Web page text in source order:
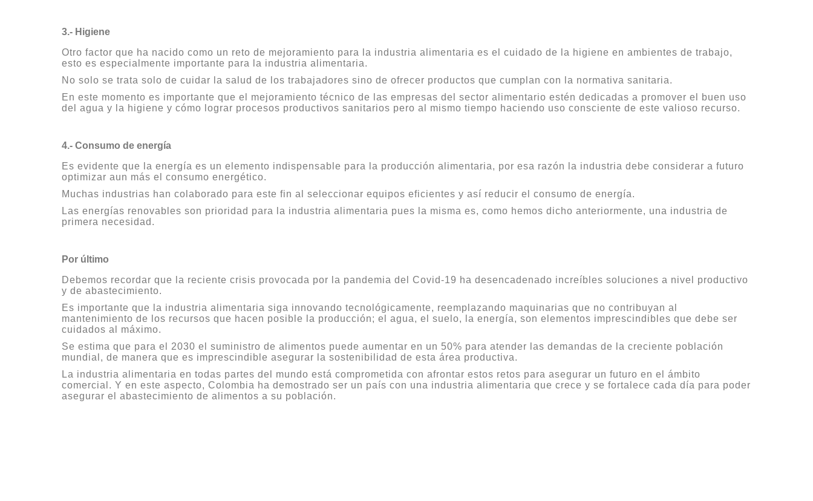
3.- Higiene
Otro factor que ha nacido como un reto de mejoramiento para la industria alimentaria es el cuidado de la higiene en ambientes de trabajo,
esto es especialmente importante para la industria alimentaria.
No solo se trata solo de cuidar la salud de los trabajadores sino de ofrecer productos que cumplan con la normativa sanitaria.
En este momento es importante que el mejoramiento técnico de las empresas del sector alimentario estén dedicadas a promover el buen uso
del agua y la higiene y cómo lograr procesos productivos sanitarios pero al mismo tiempo haciendo uso consciente de este valioso recurso.
4.- Consumo de energía
Es evidente que la energía es un elemento indispensable para la producción alimentaria, por esa razón la industria debe considerar a futuro
optimizar aun más el consumo energético.
Muchas industrias han colaborado para este fin al seleccionar equipos eficientes y así reducir el consumo de energía.
Las energías renovables son prioridad para la industria alimentaria pues la misma es, como hemos dicho anteriormente, una industria de
primera necesidad.
Por último
Debemos recordar que la reciente crisis provocada por la pandemia del Covid-19 ha desencadenado increíbles soluciones a nivel productivo
y de abastecimiento.
Es importante que la industria alimentaria siga innovando tecnológicamente, reemplazando maquinarias que no contribuyan al
mantenimiento de los recursos que hacen posible la producción; el agua, el suelo, la energía, son elementos imprescindibles que debe ser
cuidados al máximo.
Se estima que para el 2030 el suministro de alimentos puede aumentar en un 50% para atender las demandas de la creciente población
mundial, de manera que es imprescindible asegurar la sostenibilidad de esta área productiva.
La industria alimentaria en todas partes del mundo está comprometida con afrontar estos retos para asegurar un futuro en el ámbito
comercial. Y en este aspecto, Colombia ha demostrado ser un país con una industria alimentaria que crece y se fortalece cada día para poder
asegurar el abastecimiento de alimentos a su población.